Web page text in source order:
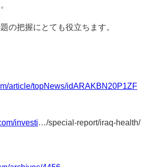
の把握にとても役立ちます。
article/topNews/idARAKBN20P1ZF
investi…/special-report/iraq-health/